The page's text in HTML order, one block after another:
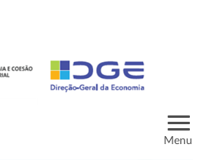
Menu